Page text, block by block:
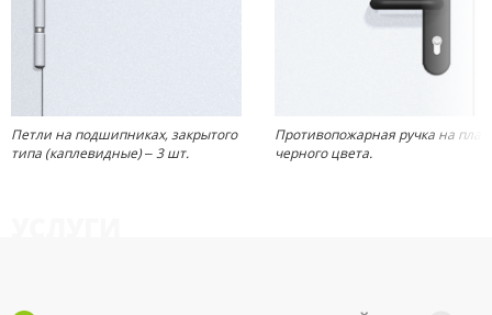
Петли на подшипниках, закрытого
типа (каплевидные) – 3 шт.
Противопожарная ручка на
черного цвета.